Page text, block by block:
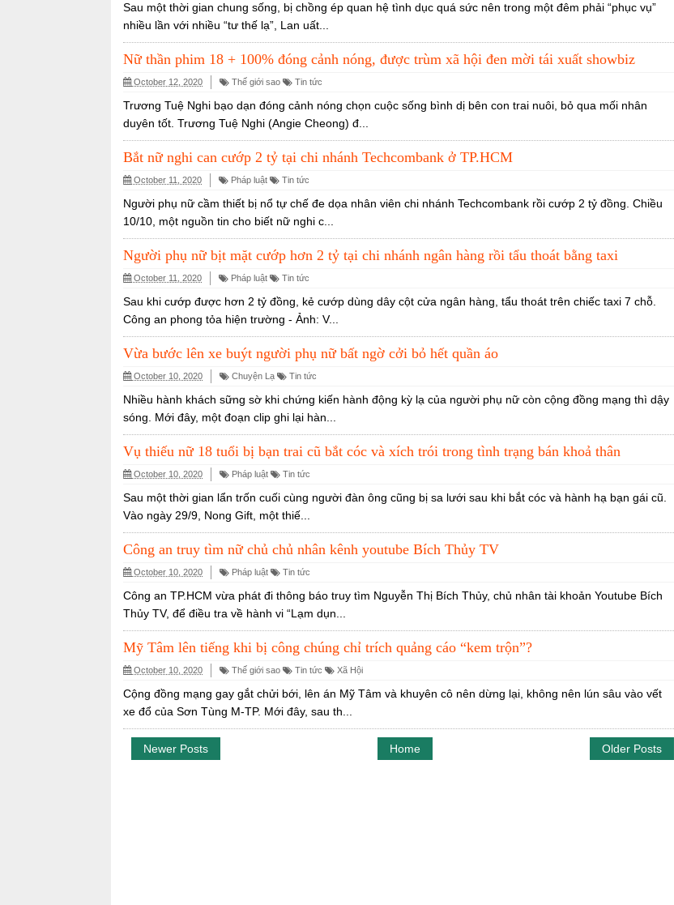
Sau một thời gian chung sống, bị chồng ép quan hệ tình dục quá sức nên trong một đêm phải “phục vụ”
nhiều lần với nhiều “tư thế lạ”, Lan uất...
Nữ thần phim 18 + 100% đóng cảnh nóng, được trùm xã hội đen mời tái xuất showbiz
October 12, 2020 Thế giới sao Tin tức
Trương Tuệ Nghi bạo dạn đóng cảnh nóng chọn cuộc sống bình dị bên con trai nuôi, bỏ qua mối nhân
duyên tốt. Trương Tuệ Nghi (Angie Cheong) đ...
Bắt nữ nghi can cướp 2 tỷ tại chi nhánh Techcombank ở TP.HCM
October 11, 2020 Pháp luật Tin tức
Người phụ nữ cầm thiết bị nổ tự chế đe dọa nhân viên chi nhánh Techcombank rồi cướp 2 tỷ đồng. Chiều
10/10, một nguồn tin cho biết nữ nghi c...
Người phụ nữ bịt mặt cướp hơn 2 tỷ tại chi nhánh ngân hàng rồi tẩu thoát bằng taxi
October 11, 2020 Pháp luật Tin tức
Sau khi cướp được hơn 2 tỷ đồng, kẻ cướp dùng dây cột cửa ngân hàng, tẩu thoát trên chiếc taxi 7 chỗ.
Công an phong tỏa hiện trường - Ảnh: V...
Vừa bước lên xe buýt người phụ nữ bất ngờ cởi bỏ hết quần áo
October 10, 2020 Chuyện Lạ Tin tức
Nhiều hành khách sững sờ khi chứng kiến hành động kỳ lạ của người phụ nữ còn cộng đồng mạng thì dậy
sóng. Mới đây, một đoạn clip ghi lại hàn...
Vụ thiếu nữ 18 tuổi bị bạn trai cũ bắt cóc và xích trói trong tình trạng bán khoả thân
October 10, 2020 Pháp luật Tin tức
Sau một thời gian lẩn trốn cuối cùng người đàn ông cũng bị sa lưới sau khi bắt cóc và hành hạ bạn gái cũ.
Vào ngày 29/9, Nong Gift, một thiế...
Công an truy tìm nữ chủ chủ nhân kênh youtube Bích Thủy TV
October 10, 2020 Pháp luật Tin tức
Công an TP.HCM vừa phát đi thông báo truy tìm Nguyễn Thị Bích Thủy, chủ nhân tài khoản Youtube Bích
Thủy TV, để điều tra về hành vi “Lạm dụn...
Mỹ Tâm lên tiếng khi bị công chúng chỉ trích quảng cáo “kem trộn”?
October 10, 2020 Thế giới sao Tin tức Xã Hội
Cộng đồng mạng gay gắt chửi bới, lên án Mỹ Tâm và khuyên cô nên dừng lại, không nên lún sâu vào vết
xe đổ của Sơn Tùng M-TP. Mới đây, sau th...
Newer Posts Older Posts
Home